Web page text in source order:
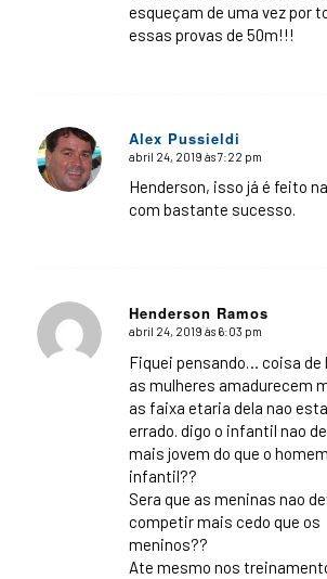
esqueçam de uma vez por
essas provas de 50m!!!
Alex Pussieldi
says:
abril 24, 2019 às 7:22 pm
Henderson, isso já é feito
com bastante sucesso.
Henderson Ramos
says:
abril 24, 2019 às 6:03 pm
Fiquei pensando… coisa de
as mulheres amadurecem
as faixa etaria dela nao
errado. digo o infantil nao
mais jovem do que o homem
infantil??
Sera que as meninas nao
competir mais cedo que os
meninos??
Ate mesmo nos